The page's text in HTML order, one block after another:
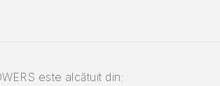
este alcătuit din: